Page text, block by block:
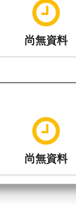
尚無資料
尚無資料